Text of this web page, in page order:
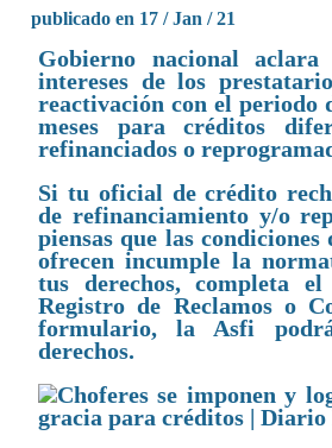
publicado en 17 / Jan / 21
Gobierno nacional
intereses de los
reactivación con el periodo
meses para créditos
refinanciados o
Si tu oficial de crédito
de refinanciamiento y/o
piensas que las condiciones
ofrecen incumple la
tus derechos, completa
Registro de Reclamos o
formulario, la Asfi
derechos.